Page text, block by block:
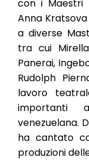
con i Maestri
Anna
a diverse
tra cui
Panerai,
Rudolph
lavoro
importanti
venezuelana.
ha cantato
produzioni